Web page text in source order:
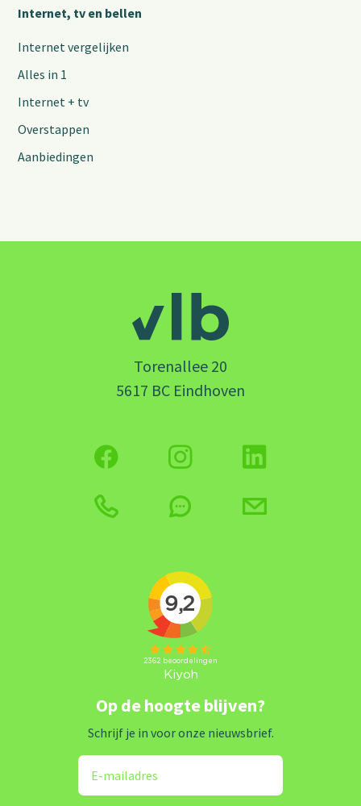
Internet, tv en bellen
Internet vergelijken
Alles in 1
Internet + tv
Overstappen
Aanbiedingen
Torenallee 20
5617 BC Eindhoven
Op de hoogte blijven?
Schrijf je in voor onze nieuwsbrief.